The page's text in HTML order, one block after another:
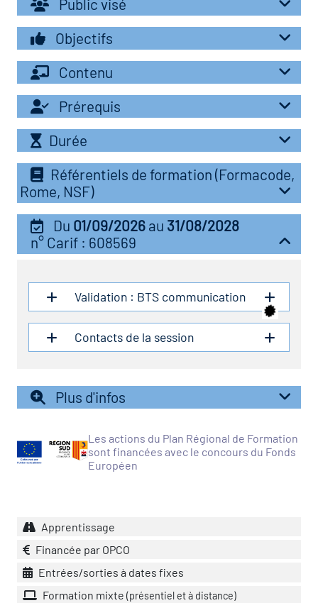
les métiers
clés métiers et
lieu d'information ou
des métiers en
de l'Economie
Solidaire (ESS)
du secteur sanitaire
de l'Industrie
emploi-formation
des transitions
des secteurs(en
Public visé
Objectifs
Contenu
Prérequis
Durée
Référentiels de formation (Formacode,
Rome, NSF)
Du 01/09/2026 au 31/08/2028
n° Carif : 608569
Validation : BTS communication
Contacts de la session
Plus d'infos
Les actions du Plan Régional de Formation
sont financées avec le concours du Fonds
Européen
Apprentissage
Financée par OPCO
Entrées/sorties à dates fixes
Formation mixte (présentiel et à distance)